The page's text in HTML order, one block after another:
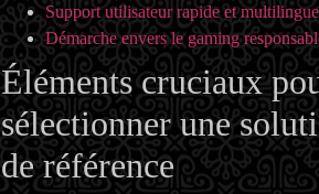
Support utilisateur rapide et multilingue
Démarche envers le gaming
Éléments cruciaux
sélectionner une
de référence